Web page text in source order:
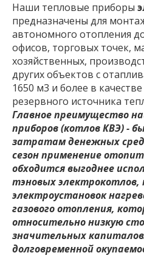
Наши тепловые приборы
предназначены для
автономного отопления
офисов, торговых точек,
хозяйственных,
других объектов с
1650 м3 и более в
резервного источника
Главное преимущество
приборов (котлов КВЭ) -
затратам денежных
сезон применение
обходится выгоднее
тэновых
электроустановок
газового отопления,
относительно низкую
значительных
долговременной